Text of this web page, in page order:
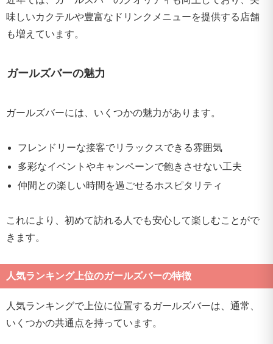
味しいカクテルや豊富なドリンクメニューを提供する店舗
も増えています。
ガールズバーの魅力
ガールズバーには、いくつかの魅力があります。
フレンドリーな接客でリラックスできる雰囲気
多彩なイベントやキャンペーンで飽きさせない工夫
仲間との楽しい時間を過ごせるホスピタリティ
これにより、初めて訪れる人でも安心して楽しむことがで
きます。
人気ランキング上位のガールズバーの特徴
人気ランキングで上位に位置するガールズバーは、通常、
いくつかの共通点を持っています。